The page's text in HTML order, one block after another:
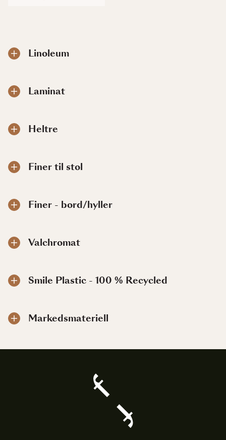
Linoleum
Laminat
Heltre
Finer til stol
Finer - bord/hyller
Valchromat
Smile Plastic - 100 % Recycled
Markedsmateriell